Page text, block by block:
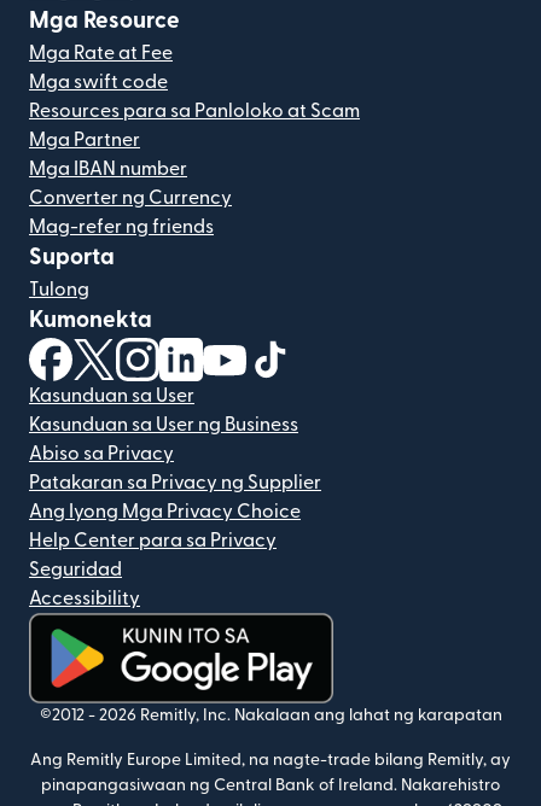
Mga Resource
Mga Rate at Fee
Mga swift code
Resources para sa Panloloko at Scam
Mga Partner
Mga IBAN number
Converter ng Currency
Mag-refer ng friends
Suporta
Tulong
Kumonekta
(bubukas sa bagong window)
(bubukas sa bagong window)
(bubukas sa bagong window)
(bubukas sa bagong window)
(bubukas sa bagong window)
Kasunduan sa User
Kasunduan sa User ng Business
Abiso sa Privacy
Patakaran sa Privacy ng Supplier
Ang Iyong Mga Privacy Choice
Help Center para sa Privacy
Seguridad
Accessibility
(bubukas sa bagong window)
©2012 - 2026 Remitly, Inc. Nakalaan ang lahat ng karapatan
Ang Remitly Europe Limited, na nagte-trade bilang Remitly, ay
pinapangasiwaan ng Central Bank of Ireland. Nakarehistro